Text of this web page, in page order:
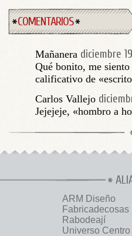
COMENTARIOS
Mañanera diciembre
Qué bonito, me
calificativo de
Carlos Vallejo
Jejejeje, «hombro a
ARM Diseño
Fabricadecosas
Rabodeají
Universo Centro